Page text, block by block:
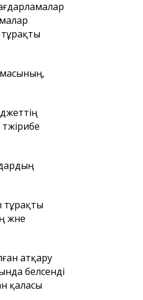
тұрақты
тұрақты
және
атқару
белсенді
қаласы